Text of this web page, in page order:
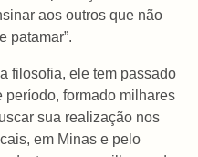
aos outros que não
patamar”.
filosofia, ele tem passado
período, formado milhares
sua realização nos
em Minas e pelo